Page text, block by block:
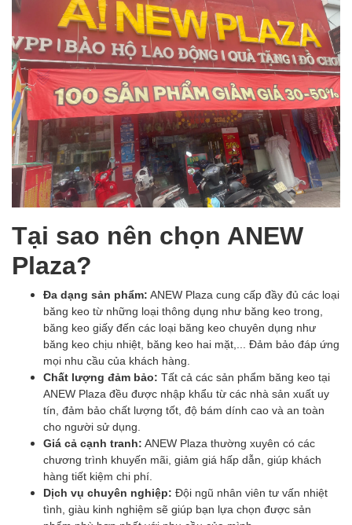
Tại sao nên chọn ANEW
Plaza?
Đa dạng sản phẩm: ANEW Plaza cung cấp đầy đủ các loại
băng keo từ những loại thông dụng như băng keo trong,
băng keo giấy đến các loại băng keo chuyên dụng như
băng keo chịu nhiệt, băng keo hai mặt,... Đảm bảo đáp ứng
mọi nhu cầu của khách hàng.
Chất lượng đảm bảo: Tất cả các sản phẩm băng keo tại
ANEW Plaza đều được nhập khẩu từ các nhà sản xuất uy
tín, đảm bảo chất lượng tốt, độ bám dính cao và an toàn
cho người sử dụng.
Giá cả cạnh tranh: ANEW Plaza thường xuyên có các
chương trình khuyến mãi, giảm giá hấp dẫn, giúp khách
hàng tiết kiệm chi phí.
Dịch vụ chuyên nghiệp: Đội ngũ nhân viên tư vấn nhiệt
tình, giàu kinh nghiệm sẽ giúp bạn lựa chọn được sản